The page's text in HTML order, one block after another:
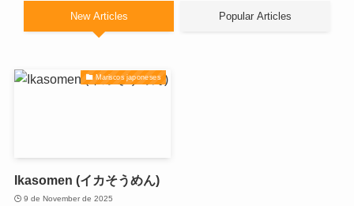
New Articles Popular Articles
Mariscos japoneses
Ikasomen (イカそうめん)
9 de November de 2025